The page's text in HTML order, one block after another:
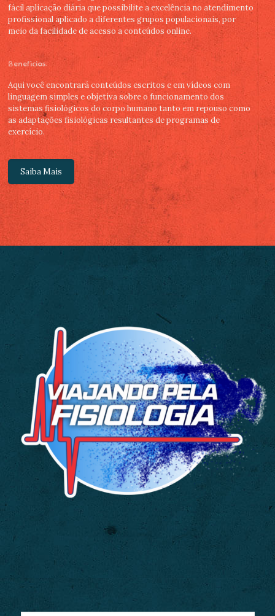
fácil aplicação diária que possibilite a excelência no atendimento
profissional aplicado a diferentes grupos populacionais, por
meio da facilidade de acesso a conteúdos online.
Benefícios:
Aqui você encontrará conteúdos escritos e em vídeos com
linguagem simples e objetiva sobre o funcionamento dos
sistemas fisiológicos do corpo humano tanto em repouso como
as adaptações fisiológicas resultantes de programas de
exercício.
Saiba Mais